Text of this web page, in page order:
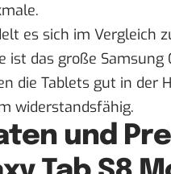
es sich im Vergleich
ist das große
die Tablets gut in der
widerstandsfähig.
und